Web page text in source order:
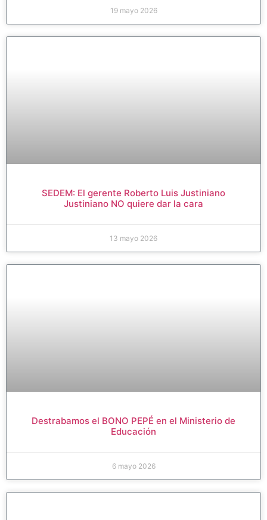
19 mayo 2026
SEDEM: El gerente Roberto Luis Justiniano
Justiniano NO quiere dar la cara
13 mayo 2026
Destrabamos el BONO PEPÉ en el Ministerio de
Educación
6 mayo 2026